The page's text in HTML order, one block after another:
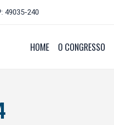
49035-240
HOME O CONGRESSO